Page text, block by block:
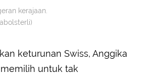
kerajaan.
keturunan Swiss, Anggika
untuk tak